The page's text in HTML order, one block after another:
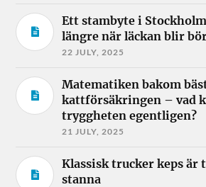
Ett stambyte i
längre när läckan blir
22 JULY, 2025
Matematiken bakom
kattförsäkringen – vad
tryggheten egentligen?
21 JULY, 2025
Klassisk trucker keps är
stanna